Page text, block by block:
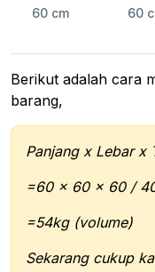
60 cm 60
Berikut adalah cara
barang,
Panjang x Lebar x
=60 x 60 x 60 /
=54kg (volume)
Sekarang cukup